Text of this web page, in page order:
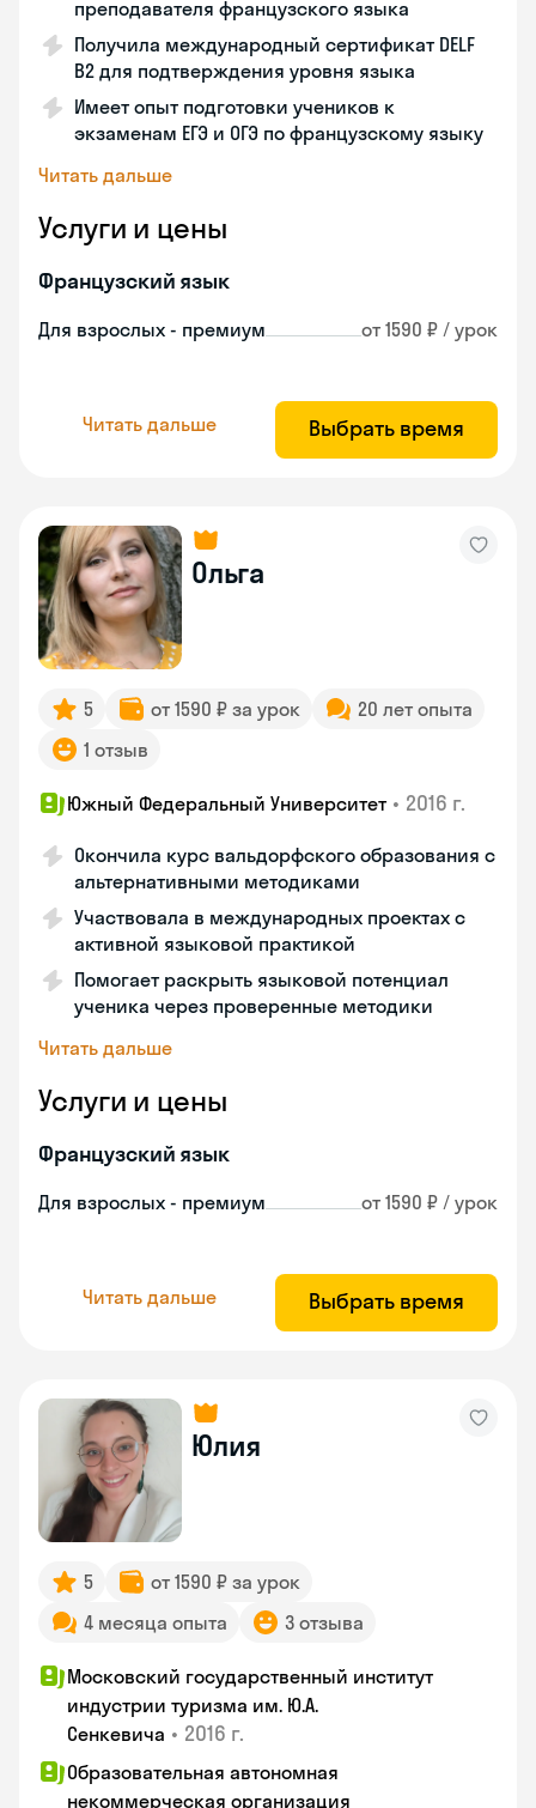
преподавателя французского языка
Получила международный сертификат DELF
B2 для подтверждения уровня языка
Имеет опыт подготовки учеников к
экзаменам ЕГЭ и ОГЭ по французскому языку
Читать дальше
Услуги и цены
Французский язык
Для взрослых - премиум от 1590 ₽ / урок
Читать дальше Выбрать время
Ольга
5 от 1590 ₽ за урок
20 лет опыта
1 отзыв
Южный Федеральный Университет • 2016 г.
Окончила курс вальдорфского образования с
альтернативными методиками
Участвовала в международных проектах с
активной языковой практикой
Помогает раскрыть языковой потенциал
ученика через проверенные методики
Читать дальше
Услуги и цены
Французский язык
Для взрослых - премиум от 1590 ₽ / урок
Читать дальше Выбрать время
Юлия
5
от 1590 ₽ за урок
4 месяца опыта
3 отзыва
Московский государственный институт
индустрии туризма им. Ю.А.
Сенкевича • 2016 г.
Образовательная автономная
некоммерческая организация